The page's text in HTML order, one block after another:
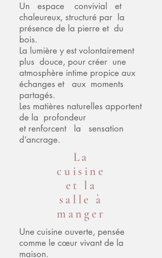
Un espace convivial et
chaleureux, structuré par la
présence de la pierre et du
bois.
La lumière y est volontairement
plus douce, pour créer une
atmosphère intime propice aux
échanges et aux moments
partagés.
Les matières naturelles apportent
de la profondeur
et renforcent la sensation
d’ancrage.
La
cuisine
et la
salle à
manger
Une cuisine ouverte, pensée
comme le cœur vivant de la
maison.